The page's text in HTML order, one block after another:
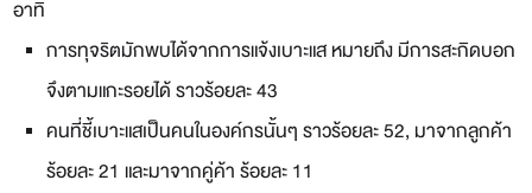
อาทิ
การทุจริตมักพบได้จากการแจ้งเบาะแส หมายถึง มีการสะกิดบอก
จึงตามแกะรอยได้ ราวร้อยละ 43
คนที่ชี้เบาะแสเป็นคนในองค์กรนั้นๆ ราวร้อยละ 52, มาจากลูกค้า
ร้อยละ 21 และมาจากคู่ค้า ร้อยละ 11